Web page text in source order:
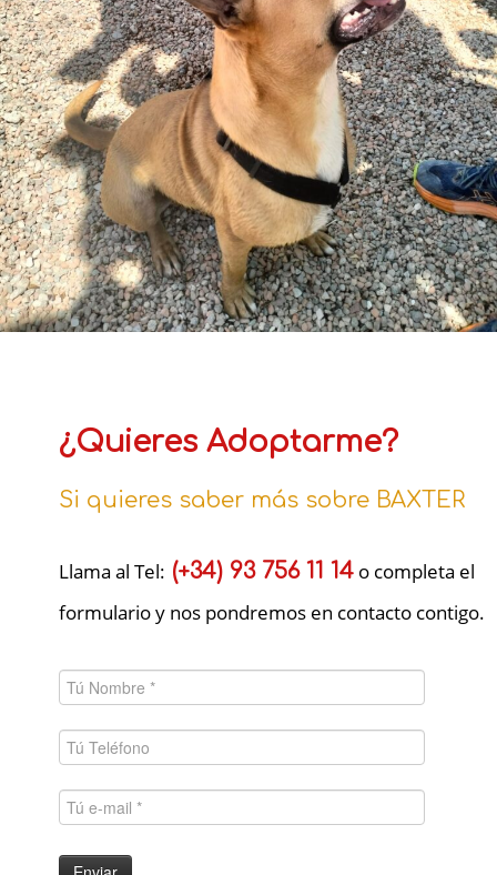
¿Quieres Adoptarme?
Si quieres saber más sobre BAXTER
Llama al Tel: (+34) 93 756 11 14 o completa el
formulario y nos pondremos en contacto contigo.